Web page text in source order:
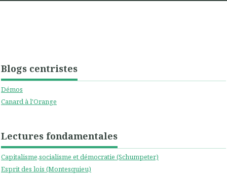
Blogs centristes
Démos
Canard à l'Orange
Lectures fondamentales
Capitalisme,socialisme et démocratie (Schumpeter)
Esprit des lois (Montesquieu)